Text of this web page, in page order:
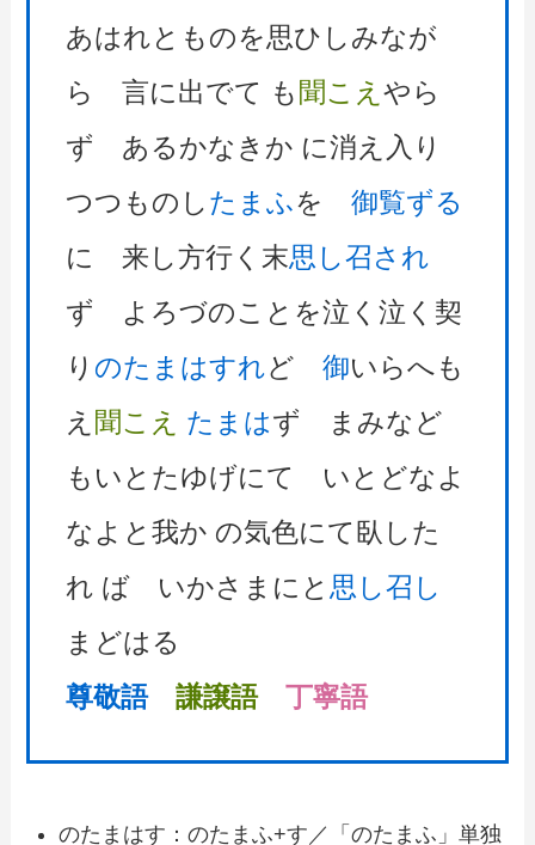
あはれとものを思ひしみなが
ら 言に出でて も 聞こえやら
ず あるかなきか に消え入り
つつものしたまふを御覧ずる
に 来し方行く末思し召され
ず よろづのことを泣く泣く契
り のたまはすれど御いらへも
え 聞こえ たまはず まみなど
もいとたゆげにて いとどなよ
なよと我か の気色にて臥した
れ ば いかさまにと 思し召し
まどはる
尊敬語
謙譲語 丁寧語
のたまはす：のたまふ+す／「のたまふ」単独